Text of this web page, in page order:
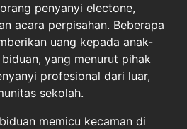
penyanyi electone,
acara perpisahan. Beberapa
uang kepada anak-
yang menurut pihak
profesional dari luar,
sekolah.
memicu kecaman di